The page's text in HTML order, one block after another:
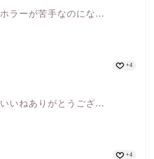
ホラーが苦手なのにな...
いいねありがとうござ...
+4
+4